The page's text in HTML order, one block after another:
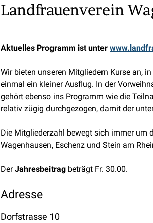
Landfrauenverein
Aktuelles Programm ist unter
Wir bieten unseren Mitgliedern Kurse an,
einmal ein kleiner Ausflug. In der
gehört ebenso ins Programm wie die
relativ zügig durchgezogen, damit der
Die Mitgliederzahl bewegt sich immer um
Wagenhausen, Eschenz und Stein am
DerJahresbeitrag beträgt Fr. 30.00.
Adresse
Dorfstrasse 10